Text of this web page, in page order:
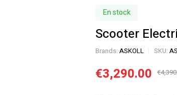
En stock
Scooter
Brands: ASKOLL SKU:
€
€3,290.00